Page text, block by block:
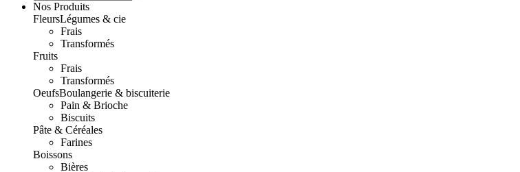
Nos Produits
FleursLégumes & cie
Frais
Transformés
Fruits
Frais
Transformés
OeufsBoulangerie & biscuiterie
Pain & Brioche
Biscuits
Pâte & Céréales
Farines
Boissons
Bières